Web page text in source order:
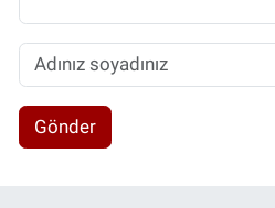
Gönder